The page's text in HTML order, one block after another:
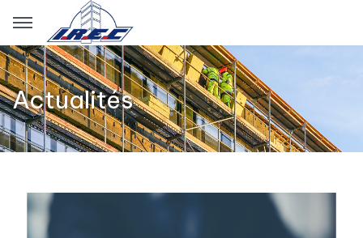
Panneau de gestion des cookies
Actualités